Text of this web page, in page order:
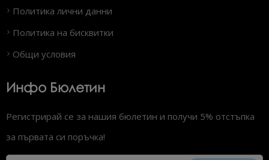
Политика лични данни
Политика на бисквитки
Общи условия
Инфо Бюлетин
Регистрирай се за нашия бюлетин и получи 5% отстъпка
за първата си поръчка!